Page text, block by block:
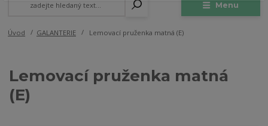
Menu
Úvod GALANTERIE Lemovací pruženka matná (E)
Lemovací pruženka matná
(E)